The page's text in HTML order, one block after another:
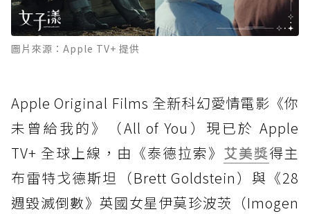
圖片來源：Apple TV+ 提供
Apple Original Films 全新科幻愛情電影《你
未曾給我的》（All of You）現已於 Apple
TV+ 全球上線，由《泰德拉索》 艾美獎得主
布雷特戈德斯坦（Brett Goldstein）與《28
週毀滅倒數》英國女星伊莫珍波茨（Imogen